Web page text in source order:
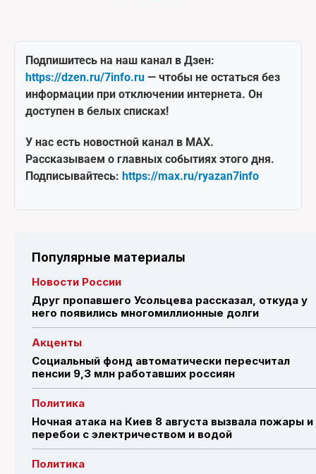
Подпишитесь на наш канал в Дзен:
https://dzen.ru/7info.ru — чтобы не остаться без
информации при отключении интернета. Он
доступен в белых списках!
У нас есть новостной канал в MAX.
Рассказываем о главных событиях этого дня.
Подписывайтесь: https://max.ru/ryazan7info
Популярные материалы
Новости России
Друг пропавшего Усольцева рассказал, откуда у
него появились многомиллионные долги
Акценты
Социальный фонд автоматически пересчитал
пенсии 9,3 млн работавших россиян
Политика
Ночная атака на Киев 8 августа вызвала пожары и
перебои с электричеством и водой
Политика